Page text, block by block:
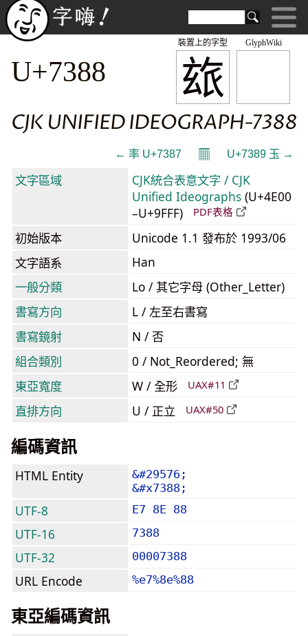
GlyphWiki
玈
裝置上的字型
U+7388
CJK UNIFIED IDEOGRAPH-7388
← 率 U+7387 𝄜 U+7389 玉 →
文字區域
CJK統合表意文字 / CJK
Unified Ideographs (U+4E00
–U+9FFF)
PDF表格
初始版本
Unicode 1.1 發布於 1993/06
文字語系
Han
一般分類
Lo / 其它字母 (Other_Letter)
書寫方向
L / 左至右書寫
書寫鏡射
N / 否
組合類別
0 / Not_Reordered; 無
東亞寬度
W / 全形 UAX#11
直排方向 U / 正立 UAX#50
編碼資訊
HTML Entity
&#29576;
&#x7388;
UTF-8 E7 8E 88
UTF-16 7388
UTF-32 00007388
URL Encode %e7%8e%88
東亞編碼資訊